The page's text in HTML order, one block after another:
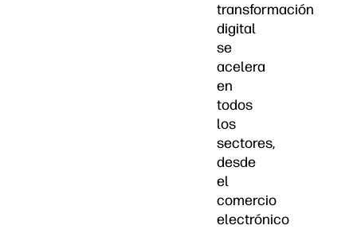
transformación
digital
se
acelera
en
todos
los
sectores,
desde
el
comercio
electrónico